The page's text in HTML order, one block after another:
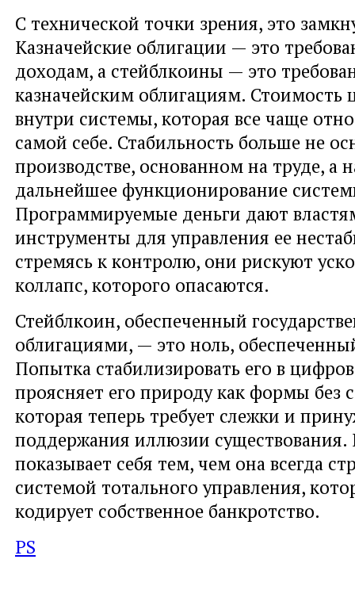
С технической точки зрения, это
Казначейские облигации — это
доходам, а стейблкоины — это
казначейским облигациям. Стоимость
внутри системы, которая все чаще
самой себе. Стабильность больше не
производстве, основанном на труде, а
дальнейшее функционирование
Программируемые деньги дают
инструменты для управления ее
стремясь к контролю, они рискуют
коллапс, которого опасаются.
Стейблкоин, обеспеченный
облигациями, — это ноль,
Попытка стабилизировать его в
проясняет его природу как формы без
которая теперь требует слежки и
поддержания иллюзии
показывает себя тем, чем она всегда
системой тотального управления,
кодирует собственное банкротство.
PS